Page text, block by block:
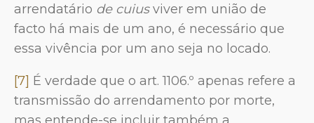
arrendatário de cuiusviver em união de
facto há mais de um ano, é necessário que
essa vivência por um ano seja no locado.
[7] É verdade que o art. 1106.º apenas refere a
transmissão do arrendamento por morte,